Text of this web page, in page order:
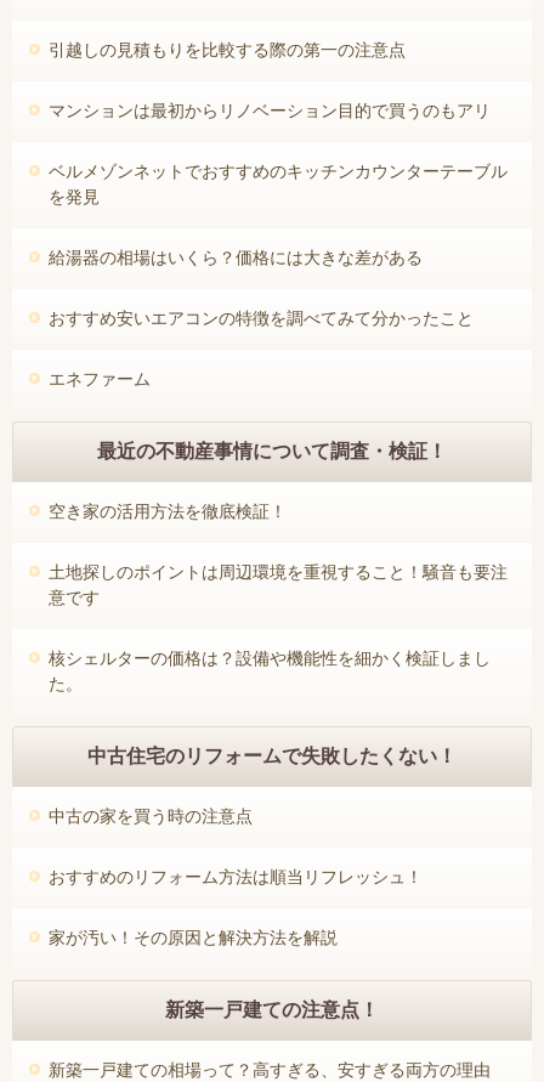
引越しの見積もりを比較する際の第一の注意点
マンションは最初からリノベーション目的で買うのもアリ
ベルメゾンネットでおすすめのキッチンカウンターテーブル
を発見
給湯器の相場はいくら？価格には大きな差がある
おすすめ安いエアコンの特徴を調べてみて分かったこと
エネファーム
最近の不動産事情について調査・検証！
空き家の活用方法を徹底検証！
土地探しのポイントは周辺環境を重視すること！騒音も要注
意です
核シェルターの価格は？設備や機能性を細かく検証しまし
た。
中古住宅のリフォームで失敗したくない！
中古の家を買う時の注意点
おすすめのリフォーム方法は順当リフレッシュ！
家が汚い！その原因と解決方法を解説
新築一戸建ての注意点！
新築一戸建ての相場って？高すぎる、安すぎる両方の理由